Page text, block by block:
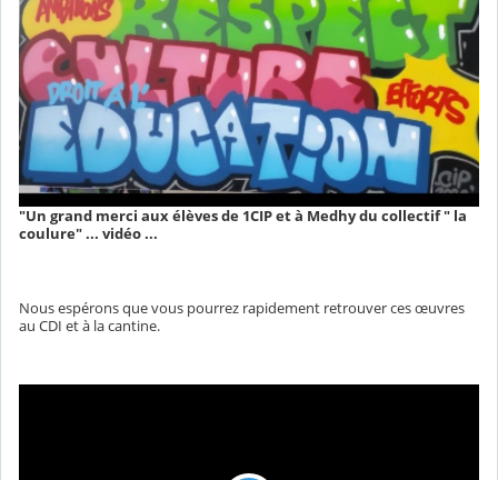
"Un grand merci aux élèves de 1CIP et à Medhy du collectif " la
coulure" ... vidéo ...
Nous espérons que vous pourrez rapidement retrouver ces œuvres
au CDI et à la cantine.